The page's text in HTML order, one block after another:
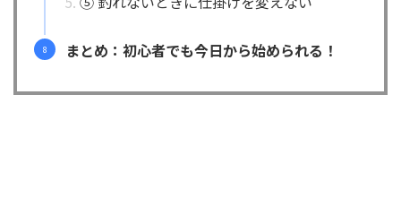
まとめ：初心者でも今日から始められる！